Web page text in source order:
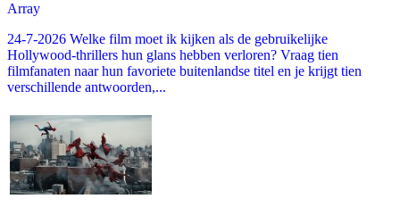
Array
24-7-2026 Welke film moet ik kijken als de gebruikelijke
Hollywood-thrillers hun glans hebben verloren? Vraag tien
filmfanaten naar hun favoriete buitenlandse titel en je krijgt tien
verschillende antwoorden,...